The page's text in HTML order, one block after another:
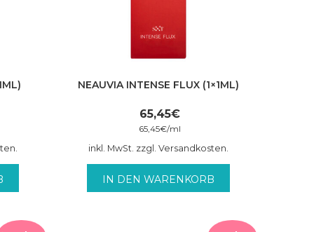
NEAUVIA INTENSE FLUX (1×1ML)
65,45€
65,45€/ml
inkl. MwSt. zzgl. Versandkosten.
IN DEN WARENKORB